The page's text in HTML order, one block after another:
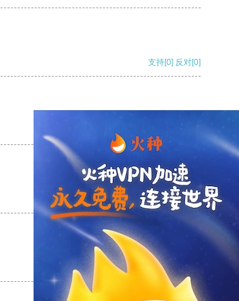
支持[0] 反对[0]
支持 [0] 反对[0]
支持[0] 反对